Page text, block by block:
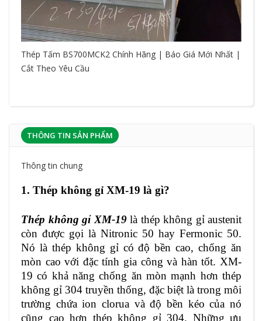
Thép Tấm BS700MCK2 Chính Hãng | Báo Giá Mới Nhất |
Cắt Theo Yêu Cầu
THÔNG TIN SẢN PHẨM
Thông tin chung
1. Thép không gỉ XM-19 là gì?
Thép không gỉ XM-19là thép không gỉ austenit
còn được gọi là Nitronic 50 hay Fermonic 50.
Nó là thép không gỉ có độ bền cao, chống ăn
mòn cao với đặc tính gia công và hàn tốt. XM-
19 có khả năng chống ăn mòn mạnh hơn thép
không gỉ 304 truyền thống, đặc biệt là trong môi
trường chứa ion clorua và độ bền kéo của nó
cũng cao hơn thép không gỉ 304. Những ưu